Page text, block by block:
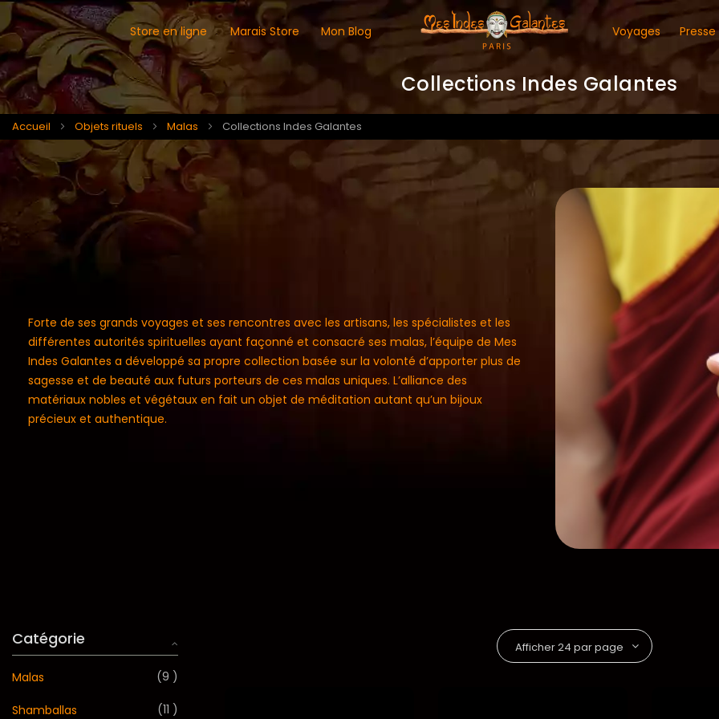
Store en ligne Marais Store Mon Blog Voyages Presse
Collections Indes Galantes
Accueil Objets rituels Malas Collections Indes Galantes
Forte de ses grands voyages et ses rencontres avec les artisans, les spécialistes et les
différentes autorités spirituelles ayant façonné et consacré ses malas, l’équipe de Mes
Indes Galantes a développé sa propre collection basée sur la volonté d’apporter plus de
sagesse et de beauté aux futurs porteurs de ces malas uniques. L’alliance des
matériaux nobles et végétaux en fait un objet de méditation autant qu’un bijoux
précieux et authentique.
Catégorie
Malas 9
Shamballas 11